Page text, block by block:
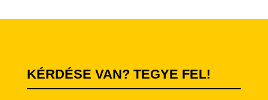
KÉRDÉSE VAN? TEGYE FEL!